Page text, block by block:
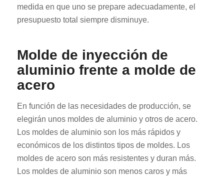
medida en que uno se prepare adecuadamente, el
presupuesto total siempre disminuye.
Molde de inyección de
aluminio frente a molde de
acero
En función de las necesidades de producción, se
elegirán unos moldes de aluminio y otros de acero.
Los moldes de aluminio son los más rápidos y
económicos de los distintos tipos de moldes. Los
moldes de acero son más resistentes y duran más.
Los moldes de aluminio son menos caros y más